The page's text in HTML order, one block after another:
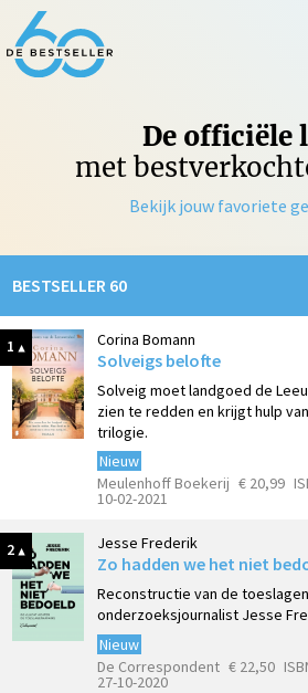
De officiële
met
Bekijk jouw favoriete
Fictie
BESTSELLER 60
1 Corina Bomann
Solveigs belofte
Solveig moet landgoed de
zien te redden en krijgt hulp
trilogie.
Nieuw
Meulenhoff Boekerij € 20,99
10-02-2021
2 Jesse Frederik
Zo hadden we het niet
Reconstructie van de
onderzoeksjournalist Jesse
Nieuw
De Correspondent € 22,50
27-10-2020